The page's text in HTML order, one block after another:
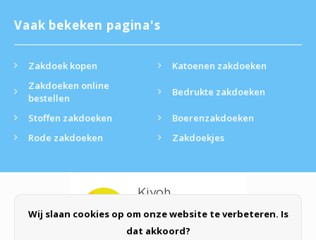
Vaak bekeken pagina's
Zakdoek kopen
Katoenen zakdoeken
Zakdoeken online
bestellen
Bedrukte zakdoeken
Stoffen zakdoeken
Boerenzakdoeken
Rode zakdoeken
Zakdoekjes
Wij slaan cookies op om onze website te verbeteren. Is
dat akkoord?